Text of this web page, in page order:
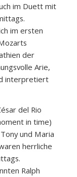
im Duett mit
im ersten
der
Arie,
interpretiert
del Rio
in time)
und Maria
herrliche
Ralph